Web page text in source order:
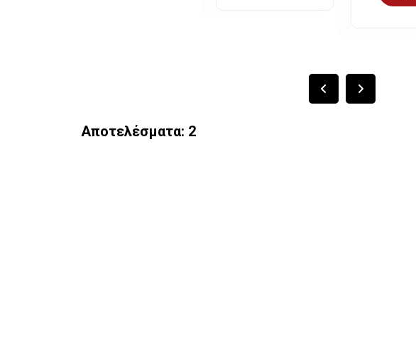
Αποτελέσματα: 2